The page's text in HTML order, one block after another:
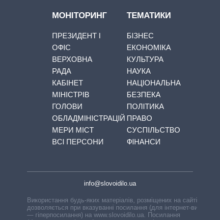
МОНІТОРИНГ
ПРЕЗИДЕНТ І
ОФІС
ВЕРХОВНА
РАДА
КАБІНЕТ
МІНІСТРІВ
ГОЛОВИ
ОБЛАДМІНІСТРАЦІЙ
МЕРИ МІСТ
ВСІ ПЕРСОНИ
ТЕМАТИКИ
БІЗНЕС
ЕКОНОМІКА
КУЛЬТУРА
НАУКА
НАЦІОНАЛЬНА
БЕЗПЕКА
ПОЛІТИКА
ПРАВО
СУСПІЛЬСТВО
ФІНАНСИ
info@slovoidilo.ua
Використання будь-яких матеріалів, розміщених на сайті,
дозволяється при вказуванні посилання (для інтернет-видань
— гіперпосилання) на www.slovoidilo.ua. Посилання